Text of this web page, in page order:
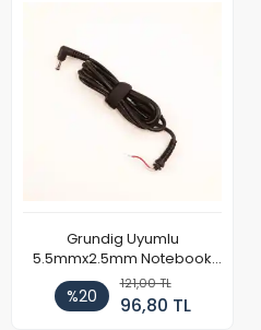
Grundig Uyumlu
5.5mmx2.5mm Notebook
Adaptör DC Kablosu
%20
121,00 TL
96,80 TL